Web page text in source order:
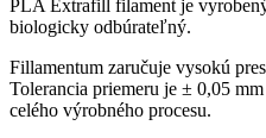
PLA Extrafill filament je
biologicky odbúrateľný.
Fillamentum zaručuje vysokú
Tolerancia priemeru je ± 0,05
celého výrobného procesu.